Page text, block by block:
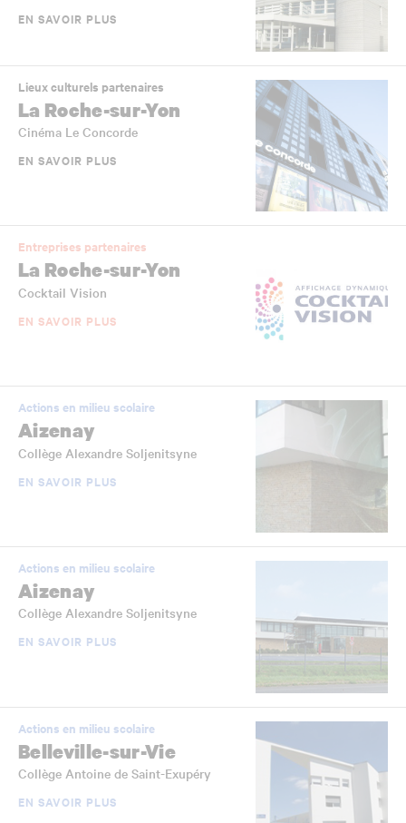
EN SAVOIR PLUS
Lieux culturels partenaires
La Roche-sur-Yon
Cinéma Le Concorde
EN SAVOIR PLUS
Entreprises partenaires
La Roche-sur-Yon
Cocktail Vision
EN SAVOIR PLUS
Actions en milieu scolaire
Aizenay
Collège Alexandre Soljenitsyne
EN SAVOIR PLUS
Actions en milieu scolaire
Aizenay
Collège Alexandre Soljenitsyne
EN SAVOIR PLUS
Actions en milieu scolaire
Belleville-sur-Vie
Collège Antoine de Saint-Exupéry
EN SAVOIR PLUS